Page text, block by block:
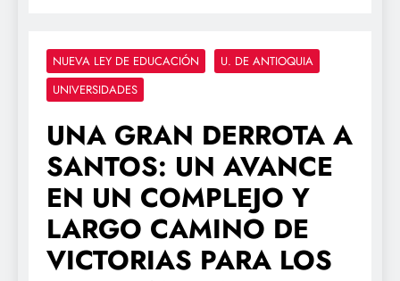
NUEVA LEY DE EDUCACIÓN
U. DE ANTIOQUIA
UNIVERSIDADES
UNA GRAN DERROTA A
SANTOS: UN AVANCE
EN UN COMPLEJO Y
LARGO CAMINO DE
VICTORIAS PARA LOS